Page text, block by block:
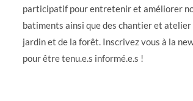
participatif pour entretenir et améliorer
batiments ainsi que des chantier et
jardin et de la forêt. Inscrivez vous à la
pour être tenu.e.s informé.e.s !